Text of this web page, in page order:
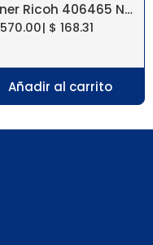
Toner Ricoh 406465 Negro SP 3410/3510
570.00| $ 168.31
Añadir al carrito